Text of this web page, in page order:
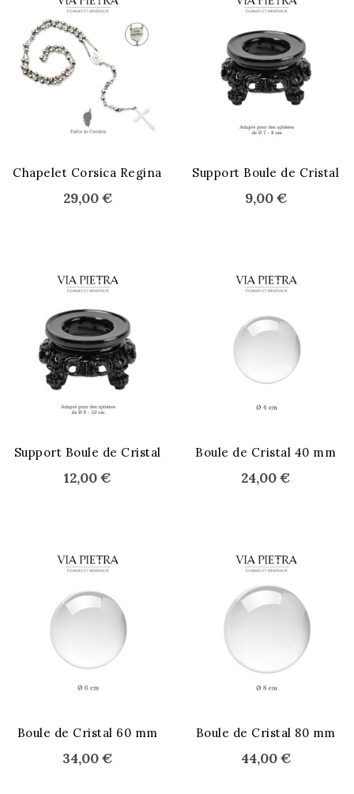
Chapelet Corsica Regina
29,00 €
Support Boule de Cristal
9,00 €
Support Boule de Cristal
12,00 €
Boule de Cristal 40 mm
24,00 €
Boule de Cristal 60 mm
34,00 €
Boule de Cristal 80 mm
44,00 €